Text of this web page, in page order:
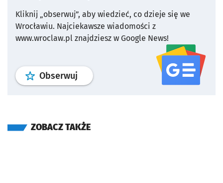
Kliknij „obserwuj”, aby wiedzieć, co dzieje się we
Wrocławiu. Najciekawsze wiadomości z
www.wroclaw.pl znajdziesz w Google News!
Obserwuj profil serwisu
ZOBACZ TAKŻE